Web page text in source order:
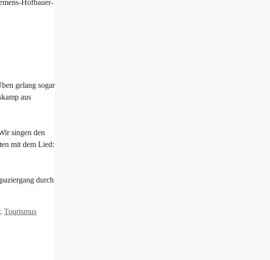
Hofbauer-
gelang sogar
aus
singen den
mit dem Lied:
durch
, TourismusSchlagwörter